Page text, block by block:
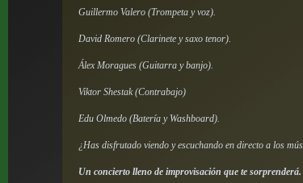
Guillermo Valero (Trompeta y voz).
David Romero (Clarinete y saxo tenor).
Álex Moragues (Guitarra y banjo).
Viktor Shestak (Contrabajo)
Edu Olmedo (Batería y Washboard).
¿Has disfrutado viendo y escuchando en directo a los
Un concierto lleno de improvisación que te sorprenderá.